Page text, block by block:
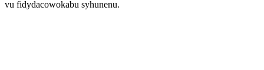
vu fidydacowokabu syhunenu.